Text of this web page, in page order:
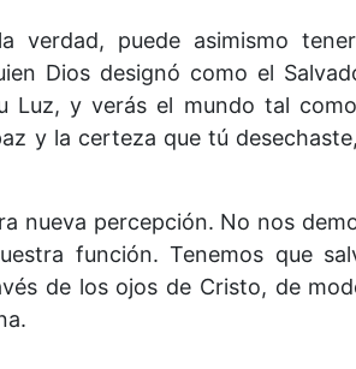
puede asimismo
Dios designó como el
Luz, y verás el mundo tal
y la certeza que tú
nueva percepción. No nos
función. Tenemos que
de los ojos de Cristo, de